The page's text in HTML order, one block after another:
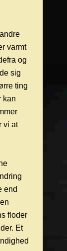
varmt
og
sig
ting
kan
vi at
end
floder
Et